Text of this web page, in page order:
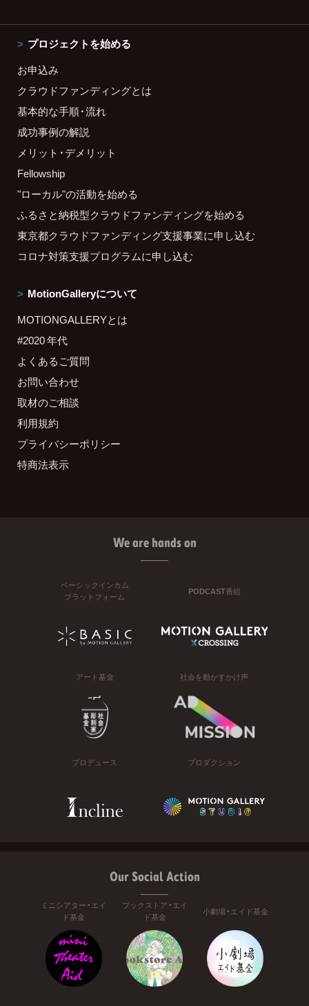
プロジェクトを始める
お申込み
クラウドファンディングとは
基本的な手順・流れ
成功事例の解説
メリット・デメリット
Fellowship
"ローカル"の活動を始める
ふるさと納税型クラウドファンディングを始める
東京都クラウドファンディング支援事業に申し込む
コロナ対策支援プログラムに申し込む
MotionGalleryについて
MOTIONGALLERYとは
#2020 年代
よくあるご質問
お問い合わせ
取材のご相談
利用規約
プライバシーポリシー
特商法表示
We are hands on
ベーシックインカム
プラットフォーム
PODCAST番組
アート基金 社会を動かすかけ声
プロデュース プロダクション
Our Social Action
ミニシアター・エイ
ド基金
ブックストア・エイ
ド基金
小劇場・エイド基金